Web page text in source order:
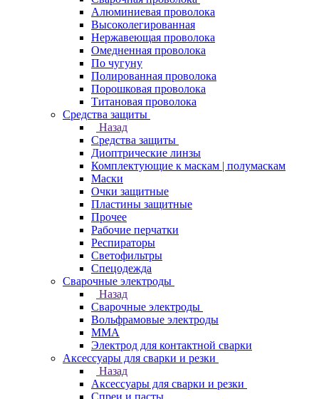
Алюминиевая проволока
Высоколегированная
Нержавеющая проволока
Омедненная проволока
По чугуну
Полированная проволока
Порошковая проволока
Титановая проволока
Средства защиты
Назад
Средства защиты
Диоптрические линзы
Комплектующие к маскам | полумаскам
Маски
Очки защитные
Пластины защитные
Прочее
Рабочие перчатки
Респираторы
Светофильтры
Спецодежда
Сварочные электроды
Назад
Сварочные электроды
Вольфрамовые электроды
ММА
Электрод для контактной сварки
Аксессуары для сварки и резки
Назад
Аксессуары для сварки и резки
Спреи и пасты